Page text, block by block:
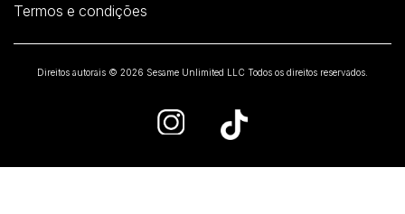
Termos e condições
Direitos autorais © 2026 Sesame Unlimited LLC Todos os direitos reservados.